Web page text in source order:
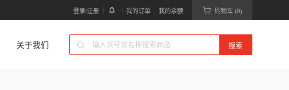
登录/注册 我的订单 我的余额 购物车 (0)
关于我们 搜索